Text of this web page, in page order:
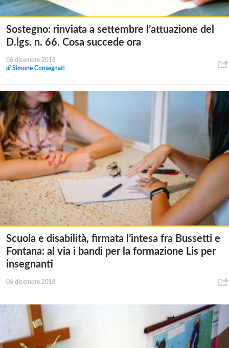
Sostegno: rinviata a settembre l’attuazione del
D.lgs. n. 66. Cosa succede ora
06 dicembre 2018
di Simone Consegnati
Scuola e disabilità, firmata l’intesa fra Bussetti e
Fontana: al via i bandi per la formazione Lis per
insegnanti
06 dicembre 2018